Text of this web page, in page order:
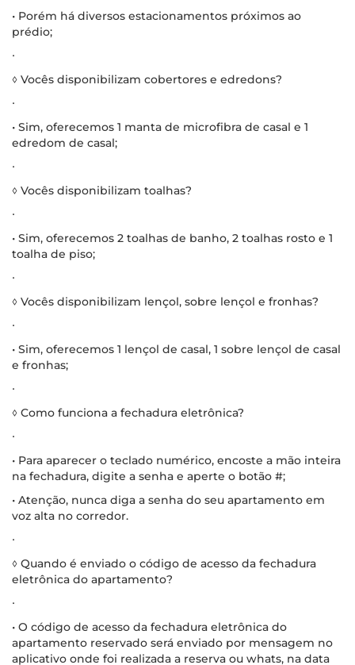
• Porém há diversos estacionamentos próximos ao
prédio;
∙
◊ Vocês disponibilizam cobertores e edredons?
∙
• Sim, oferecemos 1 manta de microfibra de casal e 1
edredom de casal;
∙
◊ Vocês disponibilizam toalhas?
∙
• Sim, oferecemos 2 toalhas de banho, 2 toalhas rosto e 1
toalha de piso;
∙
◊ Vocês disponibilizam lençol, sobre lençol e fronhas?
∙
• Sim, oferecemos 1 lençol de casal, 1 sobre lençol de casal
e fronhas;
∙
◊ Como funciona a fechadura eletrônica?
∙
• Para aparecer o teclado numérico, encoste a mão inteira
na fechadura, digite a senha e aperte o botão #;
• Atenção, nunca diga a senha do seu apartamento em
voz alta no corredor.
∙
◊ Quando é enviado o código de acesso da fechadura
eletrônica do apartamento?
∙
• O código de acesso da fechadura eletrônica do
apartamento reservado será enviado por mensagem no
aplicativo onde foi realizada a reserva ou whats, na data